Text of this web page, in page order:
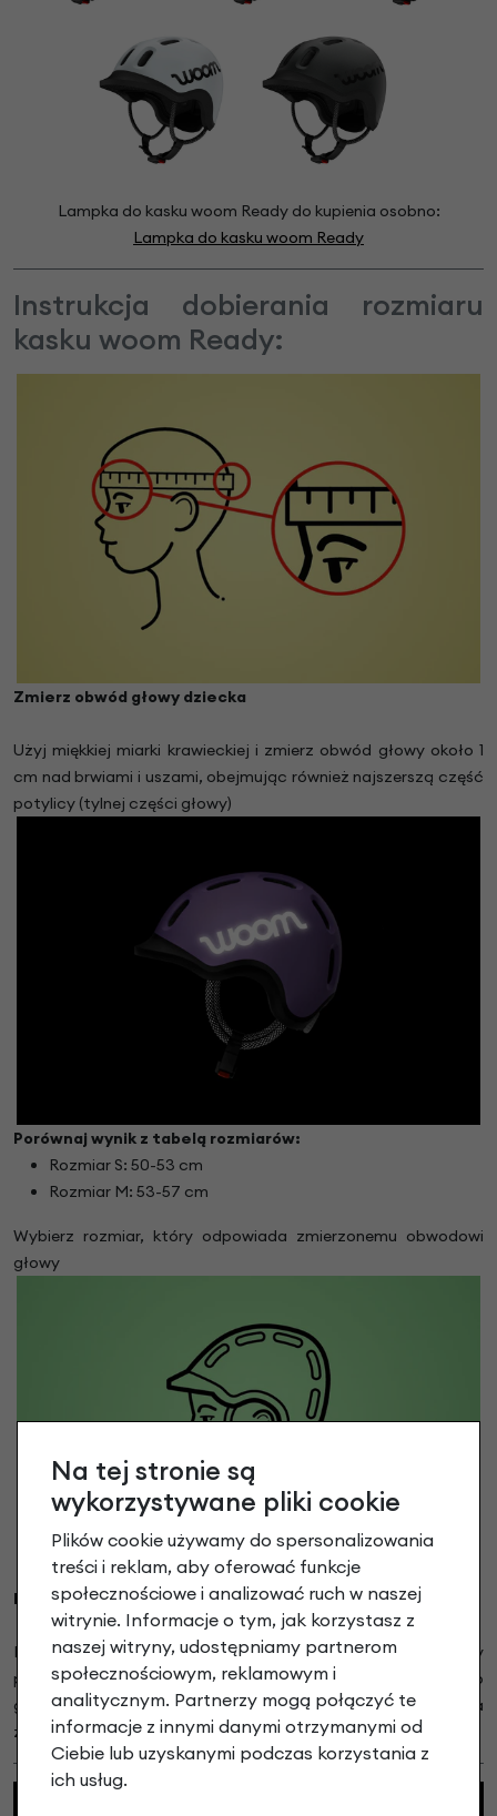
Lampka do kasku woom Ready do kupienia osobno:
Lampka do kasku woom Ready
Instrukcja dobierania rozmiaru
kasku woom Ready:
Zmierz obwód głowy dziecka
Użyj miękkiej miarki krawieckiej i zmierz obwód głowy około 1
cm nad brwiami i uszami, obejmując również najszerszą część
potylicy (tylnej części głowy)
Porównaj wynik z tabelą rozmiarów:
Rozmiar S: 50-53 cm
Rozmiar M: 53-57 cm
Wybierz rozmiar, który odpowiada zmierzonemu obwodowi
głowy
Dopasuj kask do głowy dziecka:
Po założeniu kasku użyj antypoślizgowego pokrętła, aby
precyzyjnie dostosować obwód. Kask powinien przylegać do
głowy, ale nie uciskać. Przednia krawędź kasku powinna
znajdować się około 1 cm nad brwiami.
Na tej stronie są
wykorzystywane pliki cookie
Plików cookie używamy do spersonalizowania
treści i reklam, aby oferować funkcje
społecznościowe i analizować ruch w naszej
witrynie. Informacje o tym, jak korzystasz z
naszej witryny, udostępniamy partnerom
społecznościowym, reklamowym i
analitycznym. Partnerzy mogą połączyć te
informacje z innymi danymi otrzymanymi od
Ciebie lub uzyskanymi podczas korzystania z
ich usług.